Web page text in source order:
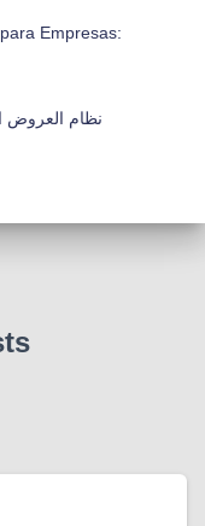
Empresas:
نظام العروض